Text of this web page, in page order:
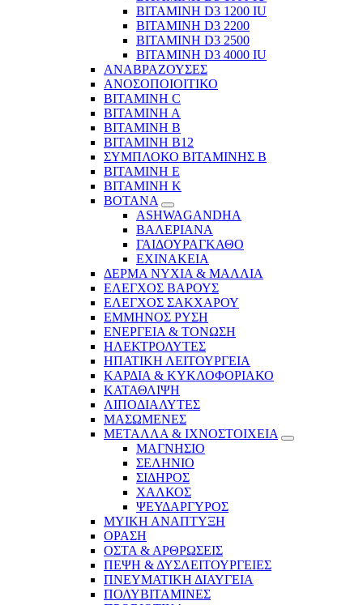
ΒΙΤΑΜΙΝΗ D3 1200 IU
ΒΙΤΑΜΙΝΗ D3 2200
ΒΙΤΑΜΙΝΗ D3 2500
BITAMINH D3 4000 IU
ΑΝΑΒΡΑΖΟΥΣΕΣ
ΑΝΟΣΟΠΟΙΟΙΤΙΚΟ
ΒΙΤΑΜΙΝΗ C
ΒΙΤΑΜΙΝΗ Α
ΒΙΤΑΜΙΝΗ Β
ΒΙΤΑΜΙΝΗ Β12
ΣΥΜΠΛΟΚΟ ΒΙΤΑΜΙΝΗΣ Β
ΒΙΤΑΜΙΝΗ Ε
ΒΙΤΑΜΙΝΗ Κ
ΒΟΤΑΝΑ
ASHWAGANDHA
ΒΑΛΕΡΙΑΝΑ
ΓΑΙΔΟΥΡΑΓΚΑΘΟ
ΕΧΙΝΑΚΕΙΑ
ΔΕΡΜΑ ΝΥΧΙΑ & ΜΑΛΛΙΑ
ΕΛΕΓΧΟΣ ΒΑΡΟΥΣ
ΕΛΕΓΧΟΣ ΣΑΚΧΑΡΟΥ
ΕΜΜΗΝΟΣ ΡΥΣΗ
ΕΝΕΡΓΕΙΑ & ΤΟΝΩΣΗ
ΗΛΕΚΤΡΟΛΥΤΕΣ
ΗΠΑΤΙΚΗ ΛΕΙΤΟΥΡΓΕΙΑ
ΚΑΡΔΙΑ & ΚΥΚΛΟΦΟΡΙΑΚΟ
ΚΑΤΑΘΛΙΨΗ
ΛΙΠΟΔΙΑΛΥΤΕΣ
ΜΑΣΩΜΕΝΕΣ
ΜΕΤΑΛΛΑ & ΙΧΝΟΣΤΟΙΧΕΙΑ
ΜΑΓΝΗΣΙΟ
ΣΕΛΗΝΙΟ
ΣΙΔΗΡΟΣ
ΧΑΛΚΟΣ
ΨΕΥΔΑΡΓΥΡΟΣ
ΜΥΙΚΗ ΑΝΑΠΤΥΞΗ
ΟΡΑΣΗ
ΟΣΤΑ & ΑΡΘΡΩΣΕΙΣ
ΠΕΨΗ & ΔΥΣΛΕΙΤΟΥΡΓΕΙΕΣ
ΠΝΕΥΜΑΤΙΚΗ ΔΙΑΥΓΕΙΑ
ΠΟΛΥΒΙΤΑΜΙΝΕΣ